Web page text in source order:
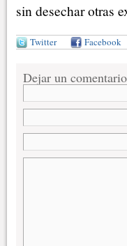
sin desechar otras
Twitter Facebook
Dejar un comentario